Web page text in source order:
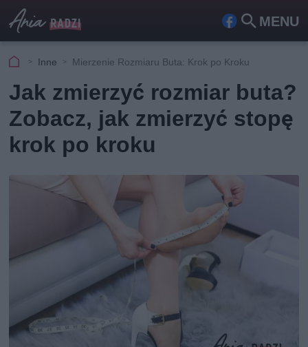
MENU
Fa
ook
Szu
kaj
Inne Mierzenie Rozmiaru Buta: Krok po Kroku
Jak zmierzyć rozmiar buta?
Zobacz, jak zmierzyć stopę
krok po kroku